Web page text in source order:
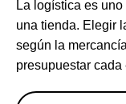
La logística es
una tienda. Elegir
según la
presupuestar